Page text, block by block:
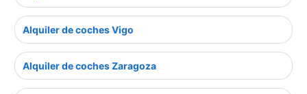
Alquiler de coches Vigo
Alquiler de coches Zaragoza